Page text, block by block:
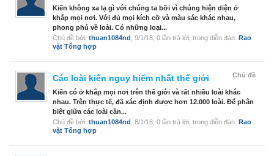
Kiến không xa lạ gì với chúng ta bỡi vì chúng hiện diện ở
khắp mọi nơi. Với đủ mọi kích cỡ và màu sác khác nhau,
phong phú về loài. Có những loại...
Chủ đề bởi: thuan1084nd 9/1/18 , 0 lần trả lời, trong diễn đàn: Rao
vặt Tổng hợp
Chủ đề
Các loài kiến nguy hiểm nhất thế giới
Kiến có ở khắp mọi nơi trên thế giới và rất nhiều loài khác
nhau. Trên thực tế, đã xác định được hơn 12.000 loài. Để phân
biệt giữa các loài cần...
Chủ đề bởi: thuan1084nd 8/1/18 , 0 lần trả lời, trong diễn đàn: Rao
vặt Tổng hợp